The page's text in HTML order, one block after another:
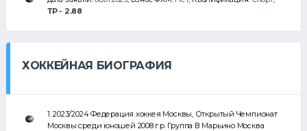
ТР - 2.88
ХОККЕЙНАЯ БИОГРАФИЯ
1. 2023/2024 Федерация хоккея Москвы, Открытый Чемпионат
Москвы среди юношей 2008 г.р. Группа В Марьино Москва